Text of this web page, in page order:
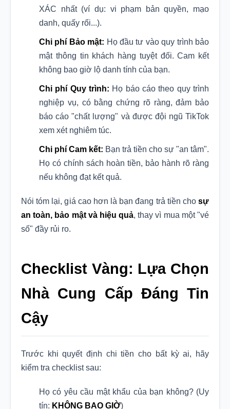
XÁC nhất (ví dụ: vi phạm bản quyền, mạo
danh, quấy rối...).
Chi phí Bảo mật: Họ đầu tư vào quy trình bảo
mật thông tin khách hàng tuyệt đối. Cam kết
không bao giờ lộ danh tính của bạn.
Chi phí Quy trình: Họ báo cáo theo quy trình
nghiệp vụ, có bằng chứng rõ ràng, đảm bảo
báo cáo "chất lượng" và được đội ngũ TikTok
xem xét nghiêm túc.
Chi phí Cam kết: Bạn trả tiền cho sự "an tâm".
Họ có chính sách hoàn tiền, bảo hành rõ ràng
nếu không đạt kết quả.
Nói tóm lại, giá cao hơn là bạn đang trả tiền cho sự
an toàn, bảo mật và hiệu quả, thay vì mua một "vé
số" đầy rủi ro.
Checklist Vàng: Lựa Chọn
Nhà Cung Cấp Đáng Tin
Cậy
Trước khi quyết định chi tiền cho bất kỳ ai, hãy
kiểm tra checklist sau:
Họ có yêu cầu mật khẩu của bạn không? (Uy
tín: KHÔNG BAO GIỜ)